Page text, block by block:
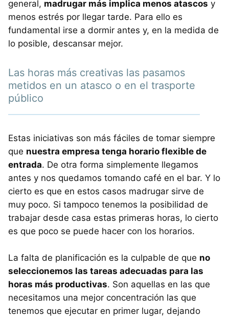
general, madrugar más implica menos atascos y
menos estrés por llegar tarde. Para ello es
fundamental irse a dormir antes y, en la medida de
lo posible, descansar mejor.
Las horas más creativas las pasamos
metidos en un atasco o en el trasporte
público
Estas iniciativas son más fáciles de tomar siempre
que nuestra empresa tenga horario flexible de
entrada. De otra forma simplemente llegamos
antes y nos quedamos tomando café en el bar. Y lo
cierto es que en estos casos madrugar sirve de
muy poco. Si tampoco tenemos la posibilidad de
trabajar desde casa estas primeras horas, lo cierto
es que poco se puede hacer con los horarios.
La falta de planificación es la culpable de que no
seleccionemos las tareas adecuadas para las
horas más productivas. Son aquellas en las que
necesitamos una mejor concentración las que
tenemos que ejecutar en primer lugar, dejando